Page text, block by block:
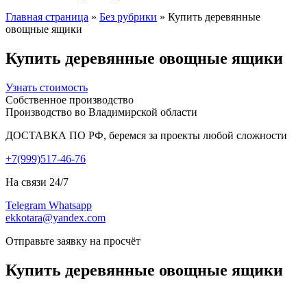
Главная страница » Без рубрики » Купить деревянные
овощные ящики
Купить деревянные овощные ящики
Узнать стоимость
Собственное производство
Производство во Владимирской области
ДОСТАВКА ПО РФ, беремся за проекты любой сложности
+7(999)517-46-76
На связи 24/7
Telegram Whatsapp
ekkotara@yandex.com
Отправьте заявку на просчёт
Купить деревянные овощные ящики